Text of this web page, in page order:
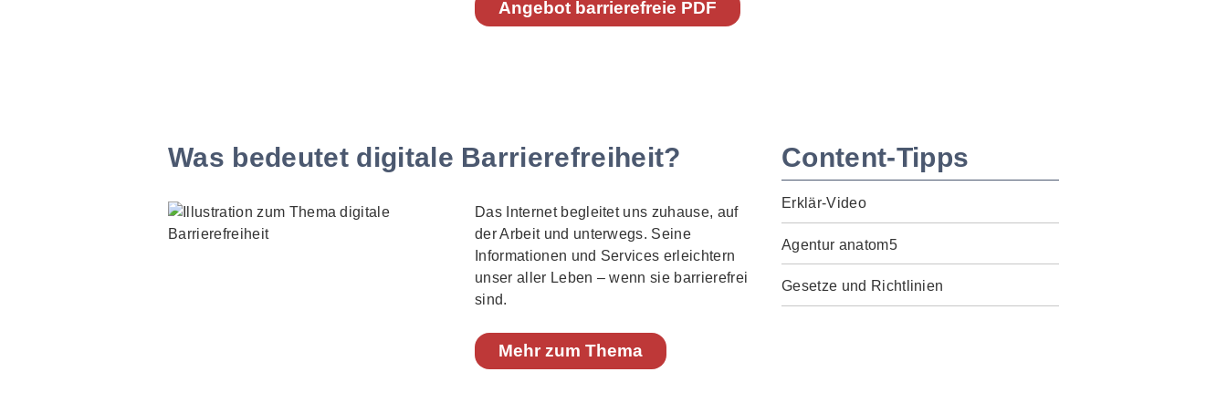
Angebot barrierefreie PDF
Was bedeutet digitale Barrierefreiheit?
Das Internet begleitet uns zuhause, auf
der Arbeit und unterwegs. Seine
Informationen und Services erleichtern
unser aller Leben – wenn sie barrierefrei
sind.
Mehr zum Thema
Content-Tipps
Erklär-Video
Agentur anatom5
Gesetze und Richtlinien